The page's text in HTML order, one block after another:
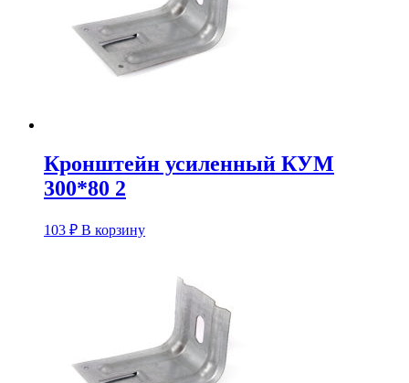
Кронштейн усиленный КУM
300*80 2
103 ₽ В корзину